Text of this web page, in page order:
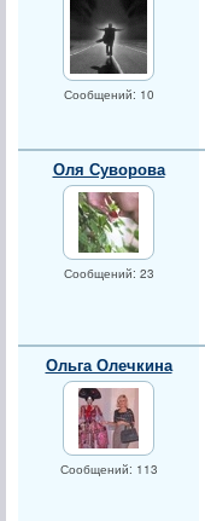
Сообщений: 10
Оля Суворова
Сообщений: 23
Ольга Олечкина
Сообщений: 113